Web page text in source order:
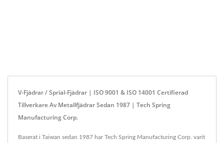
V-Fjädrar / Sprial-Fjädrar | ISO 9001 & ISO 14001 Certifierad
Tillverkare Av Metallfjädrar Sedan 1987 | Tech Spring
Manufacturing Corp.
Baserat i Taiwan sedan 1987 har Tech Spring Manufacturing Corp. varit